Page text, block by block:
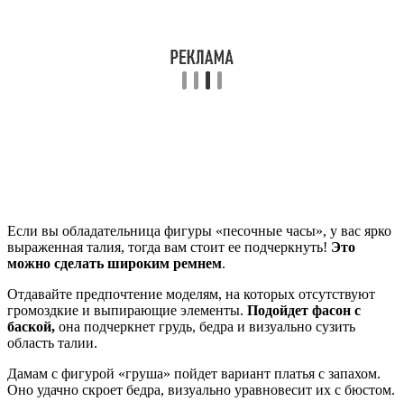
Если вы обладательница фигуры «песочные часы», у вас ярко
выраженная талия, тогда вам стоит ее подчеркнуть! Это
можно сделать широким ремнем.
Отдавайте предпочтение моделям, на которых отсутствуют
громоздкие и выпирающие элементы. Подойдет фасон с
баской, она подчеркнет грудь, бедра и визуально сузить
область талии.
Дамам с фигурой «груша» пойдет вариант платья с запахом.
Оно удачно скроет бедра, визуально уравновесит их с бюстом.